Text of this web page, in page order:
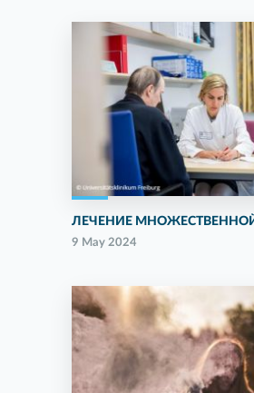
ЛЕЧЕНИЕ
9 May 2024